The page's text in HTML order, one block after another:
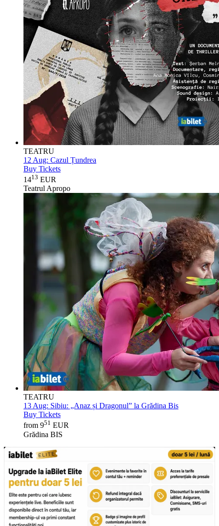
TEATRU
12 Aug: Cazul Țundrea
Buy Tickets
1413 EUR
Teatrul Apropo
TEATRU
13 Aug: Sibiu: „Anaz și Dragonul” la Grădina Bis
Buy Tickets
from 951 EUR
Grădina BIS